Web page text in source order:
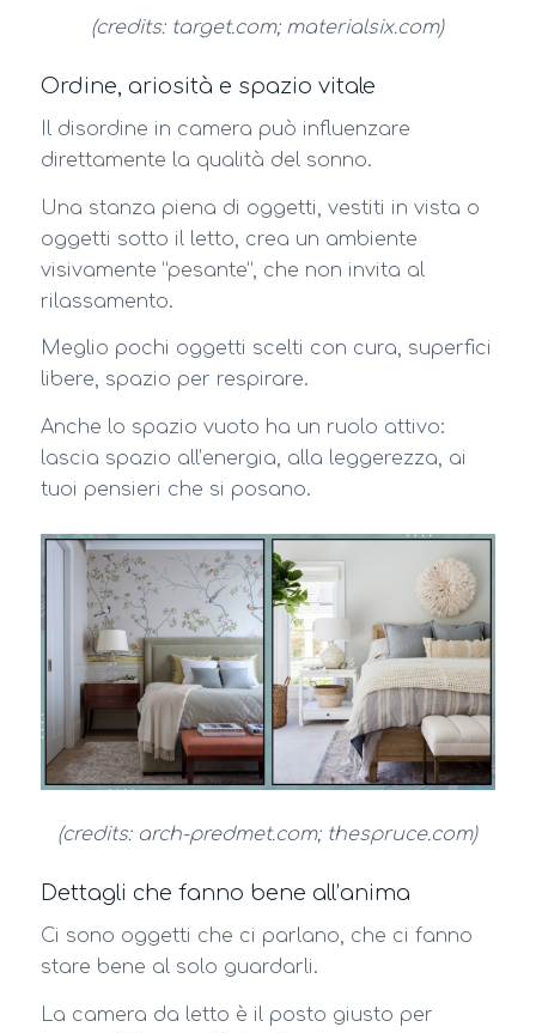
(credits: target.com; materialsix.com)
Ordine, ariosità e spazio vitale
Il disordine in camera può influenzare
direttamente la qualità del sonno.
Una stanza piena di oggetti, vestiti in vista o
oggetti sotto il letto, crea un ambiente
visivamente “pesante”, che non invita al
rilassamento.
Meglio pochi oggetti scelti con cura, superfici
libere, spazio per respirare.
Anche lo spazio vuoto ha un ruolo attivo:
lascia spazio all’energia, alla leggerezza, ai
tuoi pensieri che si posano.
(credits: arch-predmet.com; thespruce.com)
Dettagli che fanno bene all’anima
Ci sono oggetti che ci parlano, che ci fanno
stare bene al solo guardarli.
La camera da letto è il posto giusto per